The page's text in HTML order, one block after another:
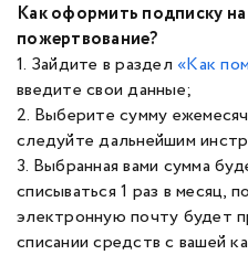
Как оформить подписку
пожертвование?
1. Зайдите в раздел «Как
введите свои данные;
2. Выберите сумму
следуйте дальнейшим
3. Выбранная вами сумма
списываться 1 раз в месяц,
электронную почту будет
списании средств с вашей